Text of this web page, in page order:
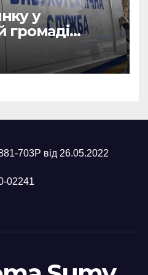
у
громаді
міну
703Р від 26.05.2022
02241